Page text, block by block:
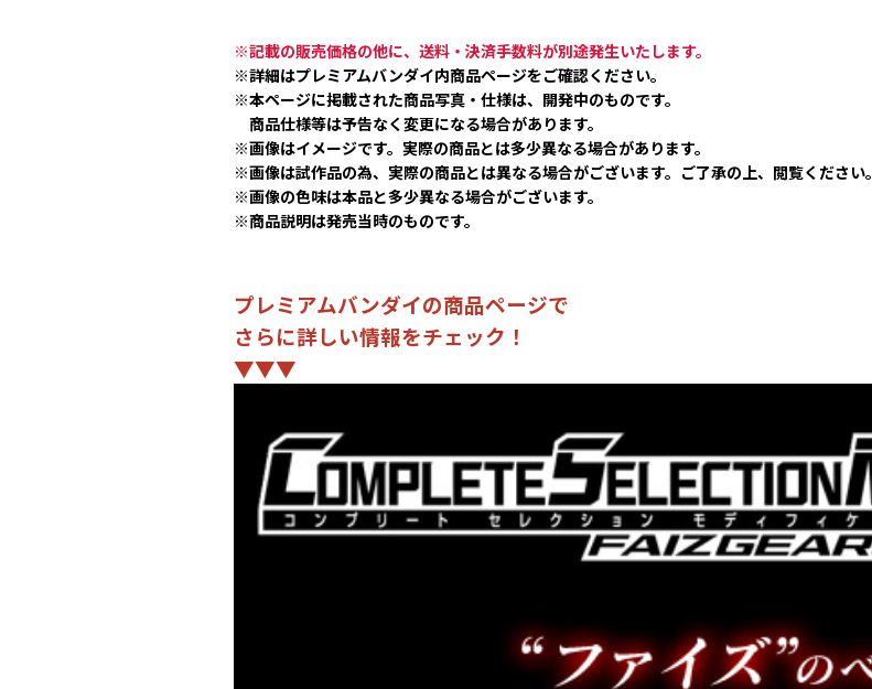
※記載の販売価格の他に、送料・決済手数料が別途発生いたします。
※詳細はプレミアムバンダイ内商品ページをご確認ください。
※本ページに掲載された商品写真・仕様は、開発中のものです。
商品仕様等は予告なく変更になる場合があります。
※画像はイメージです。実際の商品とは多少異なる場合があります。
※画像は試作品の為、実際の商品とは異なる場合がございます。ご了承の上、閲覧ください。
※画像の色味は本品と多少異なる場合がございます。
※商品説明は発売当時のものです。
プレミアムバンダイの商品ページで
さらに詳しい情報をチェック！
▼▼▼